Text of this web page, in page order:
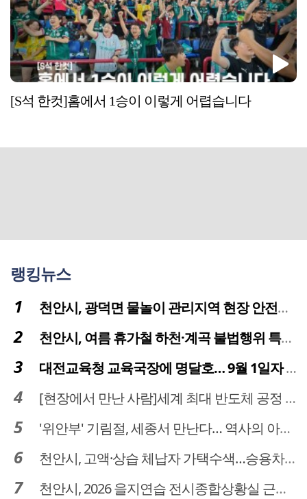
[S석 한컷]홈에서 1승이 이렇게 어렵습니다
랭킹뉴스
천안시, 광덕면 물놀이 관리지역 현장 안전점검 실시
천안시, 여름 휴가철 하천·계곡 불법행위 특별단속
대전교육청 교육국장에 명달호… 9월 1일자 181명 인사
[현장에서 만난 사람]세계 최대 반도체 공정 장비 제조 기업 ASML 한종호 매니저
'위안부' 기림절, 세종서 만난다… 역사의 아픔 치유, '평화의 장'
천안시, 고액·상습 체납자 가택수색…승용차 압류·공매 착수
천안시, 2026 을지연습 전시종합상황실 근무자 사전교육